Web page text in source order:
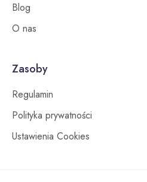
Blog
O nas
Zasoby
Regulamin
Polityka prywatności
Ustawienia Cookies